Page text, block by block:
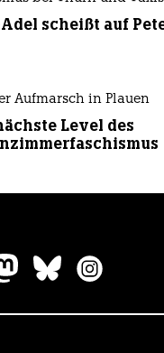
scheißt auf
Aufmarsch in Plauen
Level des